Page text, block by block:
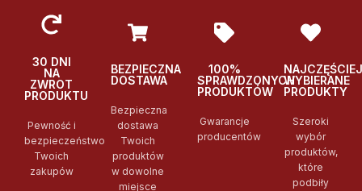
30 DNI
NA
ZWROT
PRODUKTU
Pewność i
bezpieczeństwo
Twoich
zakupów
BEZPIECZNA
DOSTAWA
Bezpieczna
dostawa
Twoich
produktów
w dowolne
miejsce
100%
SPRAWDZONYCH
PRODUKTÓW
Gwarancje
producentów
NAJCZĘŚCIEJ
WYBIERANE
PRODUKTY
Szeroki
wybór
produktów,
które
podbiły